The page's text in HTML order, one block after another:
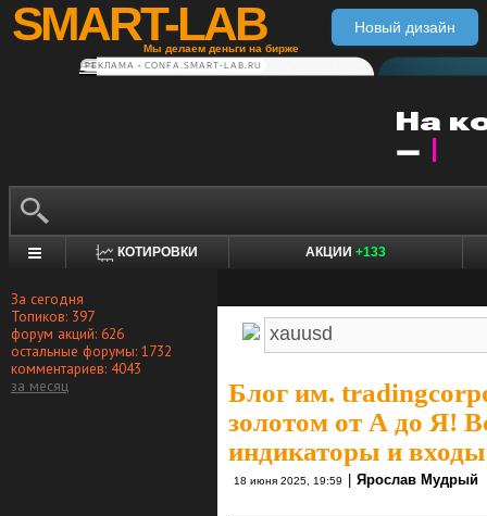
SMART-LAB
Мы делаем деньги на бирже
Новый дизайн
РЕКЛАМА • CONFA.SMART-LAB.RU
КОТИРОВКИ АКЦИИ +133
За сегодня
Топиков: 397
форум акций: 626
остальные форумы: 1732
комментариев: 4043
за месяц
Блог им.
золотом от А до Я!
индикаторы и
18 июня 2025, 19:59 Ярослав Мудрый